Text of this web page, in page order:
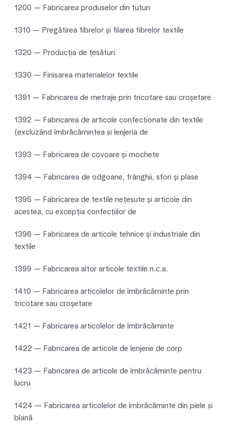
1200 — Fabricarea produselor din tutun
1310 — Pregătirea fibrelor şi filarea fibrelor textile
1320 — Producţia de ţesături
1330 — Finisarea materialelor textile
1391 — Fabricarea de metraje prin tricotare sau croşetare
1392 — Fabricarea de articole confecționate din textile
(excluzând îmbrăcămintea și lenjeria de
1393 — Fabricarea de covoare şi mochete
1394 — Fabricarea de odgoane, frânghii, sfori şi plase
1395 — Fabricarea de textile neţesute şi articole din
acestea, cu excepţia confecţiilor de
1396 — Fabricarea de articole tehnice şi industriale din
textile
1399 — Fabricarea altor articole textile n.c.a.
1410 — Fabricarea articolelor de îmbrăcăminte prin
tricotare sau croşetare
1421 — Fabricarea articolelor de îmbrăcăminte
1422 — Fabricarea de articole de lenjerie de corp
1423 — Fabricarea de articole de îmbrăcăminte pentru
lucru
1424 — Fabricarea articolelor de îmbrăcăminte din piele și
blană